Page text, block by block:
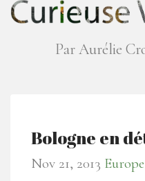
Par Aurélie
Bologne en
Nov 21, 2013 Europe